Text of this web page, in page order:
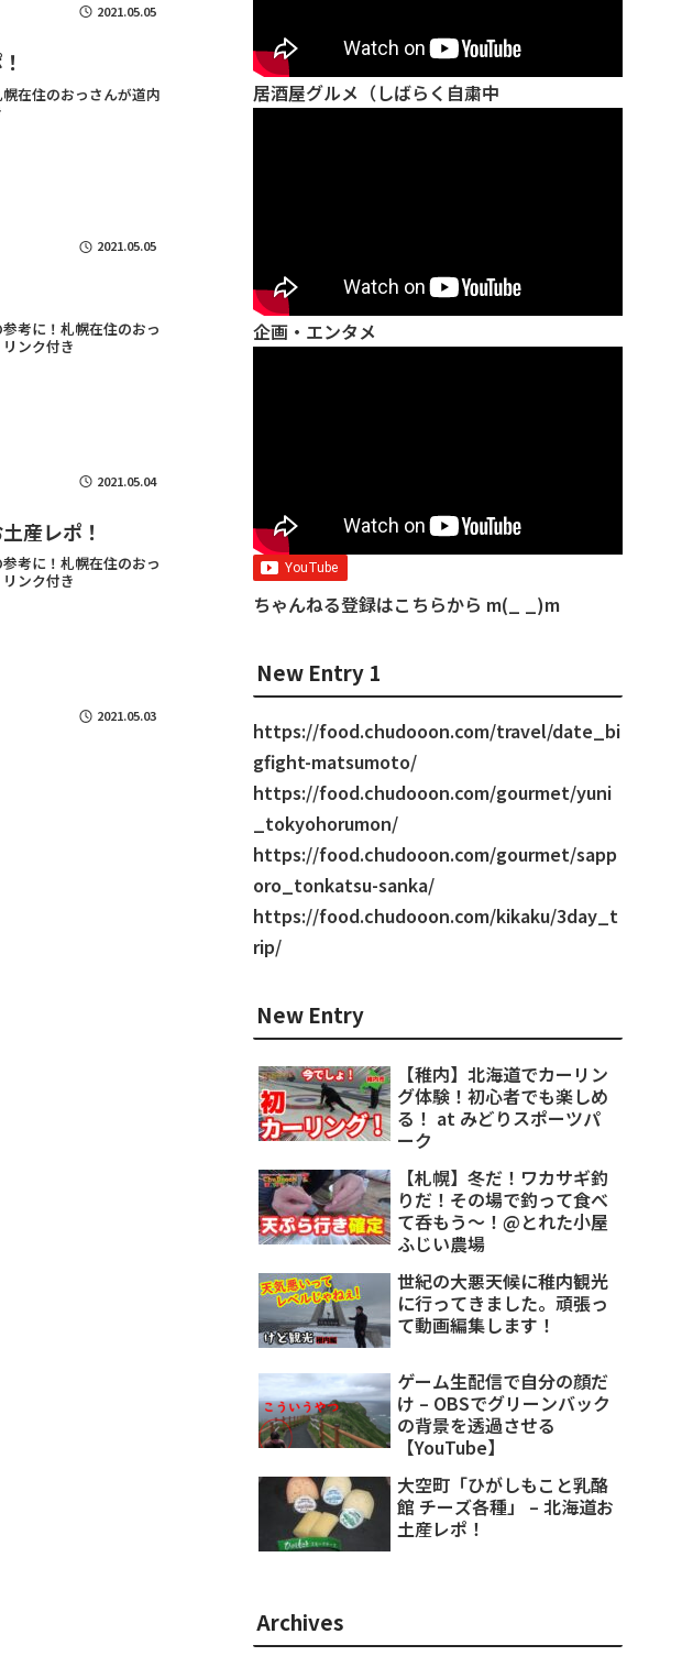
2021.05.05
在住のおっさんが道内
2021.05.05
考に！札幌在住のおっ
ンク付き
2021.05.04
産レポ！
考に！札幌在住のおっ
ンク付き
2021.05.03
居酒屋グルメ（しばらく自粛中
企画・エンタメ
ちゃんねる登録はこちらから m(_ _)m
New Entry 1
https://food.chudooon.com/travel/date_bi
gfight-matsumoto/
https://food.chudooon.com/gourmet/yuni
_tokyohorumon/
https://food.chudooon.com/gourmet/sapp
oro_tonkatsu-sanka/
https://food.chudooon.com/kikaku/3day_t
rip/
New Entry
【稚内】北海道でカーリン
グ体験！初心者でも楽しめ
る！ at みどりスポーツパ
ーク
【札幌】冬だ！ワカサギ釣
りだ！その場で釣って食べ
て呑もう～！@とれた小屋
ふじい農場
世紀の大悪天候に稚内観光
に行ってきました。頑張っ
て動画編集します！
ゲーム生配信で自分の顔だ
け – OBSでグリーンバック
の背景を透過させる
【YouTube】
大空町「ひがしもこと乳酪
館 チーズ各種」 – 北海道お
土産レポ！
Archives